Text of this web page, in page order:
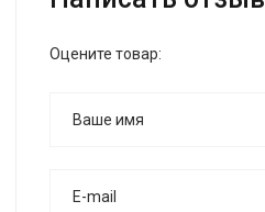
Оцените товар: